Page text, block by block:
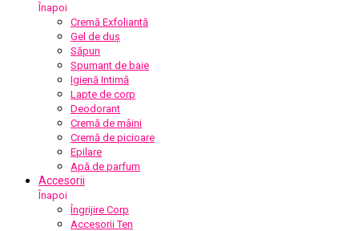
Înapoi
Cremă Exfoliantă
Gel de duș
Săpun
Spumant de baie
Igienă Intimă
Lapte de corp
Deodorant
Cremă de mâini
Cremă de picioare
Epilare
Apă de parfum
Accesorii
Înapoi
Îngrijire Corp
Accesorii Ten